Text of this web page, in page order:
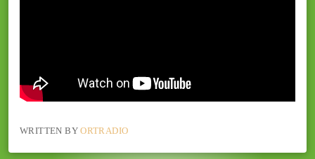
WRITTEN BYORTRADIO